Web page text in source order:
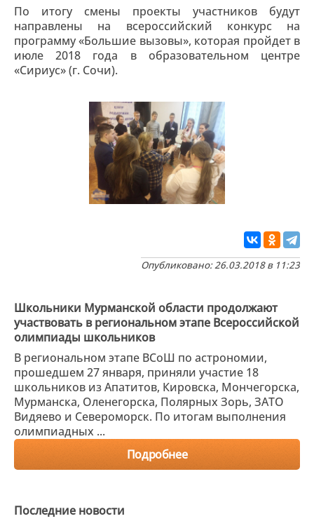
По итогу смены проекты участников будут
направлены на всероссийский конкурс на
программу «Большие вызовы», которая пройдет в
июле 2018 года в образовательном центре
«Сириус» (г. Сочи).
Опубликовано: 26.03.2018 в 11:23
Школьники Мурманской области продолжают
участвовать в региональном этапе Всероссийской
олимпиады школьников
В региональном этапе ВСоШ по астрономии,
прошедшем 27 января, приняли участие 18
школьников из Апатитов, Кировска, Мончегорска,
Мурманска, Оленегорска, Полярных Зорь, ЗАТО
Видяево и Североморск. По итогам выполнения
олимпиадных ...
Подробнее
Последние новости